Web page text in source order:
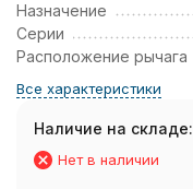
Назначение
Серии
Расположение рычага
Все характеристики
Наличие на складе:
Нет в наличии